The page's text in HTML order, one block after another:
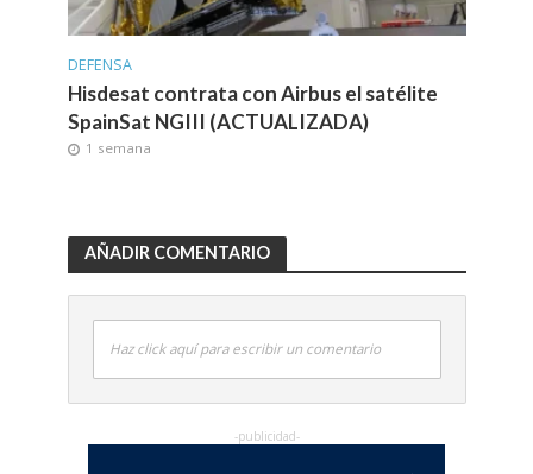
DEFENSA
Hisdesat contrata con Airbus el satélite
SpainSat NGIII (ACTUALIZADA)
1 semana
AÑADIR COMENTARIO
Haz click aquí para escribir un comentario